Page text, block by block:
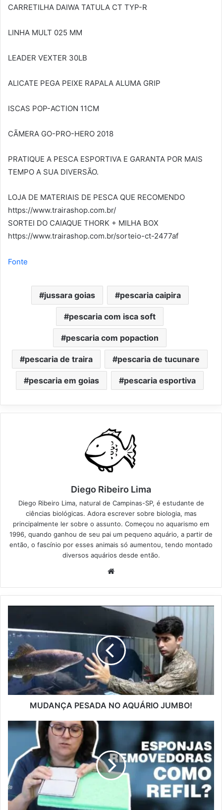
CARRETILHA DAIWA TATULA CT TYP-R
LINHA MULT 025 MM
LEADER VEXTER 30LB
ALICATE PEGA PEIXE RAPALA ALUMA GRIP
ISCAS POP-ACTION 11CM
CÃMERA GO-PRO-HERO 2018
PRATIQUE A PESCA ESPORTIVA E GARANTA POR MAIS
TEMPO A SUA DIVERSÃO.
LOJA DE MATERIAIS DE PESCA QUE RECOMENDO
https://www.trairashop.com.br/
SORTEI DO CAIAQUE THORK + MILHA BOX
https://www.trairashop.com.br/sorteio-ct-2477af
Fonte
jussara goias pescaria caipira
pescaria com isca soft
pescaria com popaction
pescaria de traira pescaria de tucunare
pescaria em goias pescaria esportiva
Diego Ribeiro Lima
Diego Ribeiro Lima, natural de Campinas-SP, é estudante de
ciências biológicas. Adora escrever sobre biologia, mas
principalmente ler sobre o assunto. Começou no aquarismo em
1996, quando ganhou de seu pai um pequeno aquário, a partir de
então, o fascínio por esses animais só aumentou, tendo montado
diversos aquários desde então.
Website
MUDANÇA PESADA NO AQUÁRIO JUMBO!